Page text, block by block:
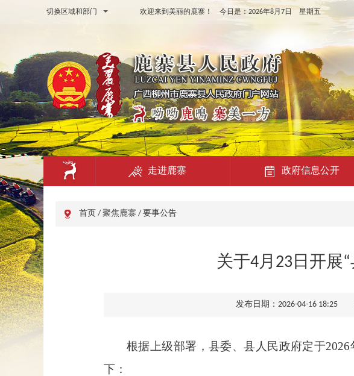
切换区域和部门 欢迎来到美丽的鹿寨！ 今日是： 2026年8月7日 星期五
走进鹿寨 政府信息公开
首页 / 聚焦鹿寨 / 要事公告
关于4月23日开展
发布日期：2026-04-16 18:25
根据上级部署，县委、县人民政府定于2026
下：